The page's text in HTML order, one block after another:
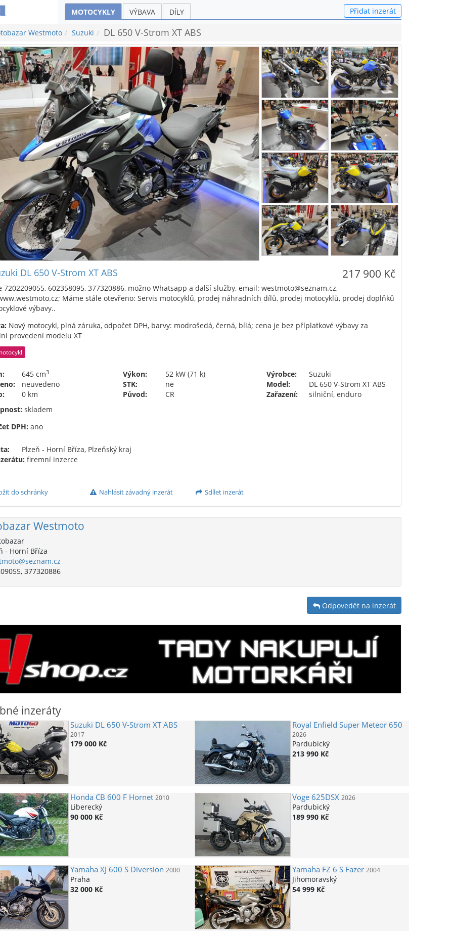
MOTOCYKLY VÝBAVA DÍLY Přidat inzerát
Westmoto Suzuki DL 650 V-Strom XT ABS
217 900 Kč
DL 650 V-Strom XT ABS
7202209055, 602358095, 377320886, možno Whatsapp a další služby, email: westmoto@seznam.cz,
Máme stále otevřeno: Servis motocyklů, prodej náhradních dílů, prodej motocyklů, prodej doplňků
výbavy..
Nový motocykl, plná záruka, odpočet DPH, barvy: modrošedá, černá, bílá; cena je bez příplatkové výbavy za
provedení modelu XT
645 cm3
neuvedeno
0 km
Výkon:
52 kW (71 k)
STK:
ne
Původ:
CR
Výrobce:
Suzuki
Model:
DL 650 V-Strom XT ABS
Zařazení:
silniční, enduro
skladem
DPH: ano
Plzeň - Horní Bříza, Plzeňský kraj
firemní inzerce
do schránky Nahlásit závadný inzerát Sdílet inzerát
Westmoto
- Horní Bříza
377320886
Odpovedět na inzerát
inzeráty
Suzuki DL 650 V-Strom XT ABS
2017
179 000 Kč
Royal Enfield Super Meteor 650
2026
Pardubický
213 990 Kč
Honda CB 600 F Hornet 2010
Liberecký
90 000 Kč
Voge 625DSX 2026
Pardubický
189 990 Kč
YamahaXJ 600 S Diversion 2000
Praha
32 000 Kč
Yamaha FZ 6 S Fazer 2004
Jihomoravský
54 999 Kč